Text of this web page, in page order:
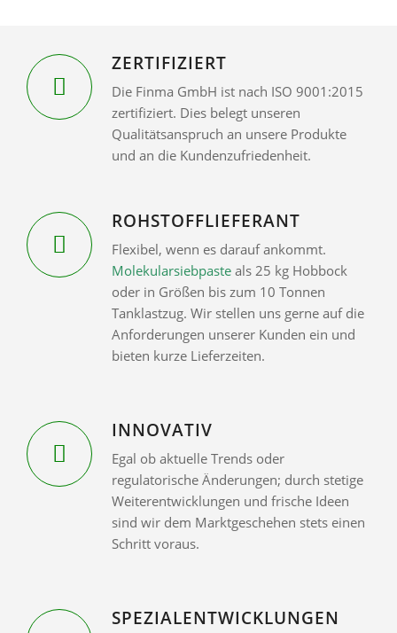
ZERTIFIZIERT
Die Finma GmbH ist nach ISO 9001:2015
zertifiziert. Dies belegt unseren
Qualitätsanspruch an unsere Produkte
und an die Kundenzufriedenheit.
ROHSTOFFLIEFERANT
Flexibel, wenn es darauf ankommt.
Molekularsiebpaste als 25 kg Hobbock
oder in Größen bis zum 10 Tonnen
Tanklastzug. Wir stellen uns gerne auf die
Anforderungen unserer Kunden ein und
bieten kurze Lieferzeiten.
INNOVATIV
Egal ob aktuelle Trends oder
regulatorische Änderungen; durch stetige
Weiterentwicklungen und frische Ideen
sind wir dem Marktgeschehen stets einen
Schritt voraus.
SPEZIALENTWICKLUNGEN